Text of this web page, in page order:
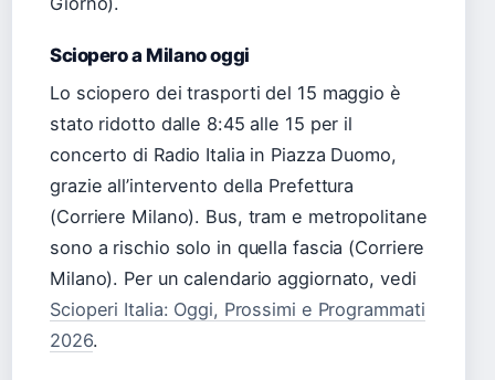
Sciopero a Milano oggi
Lo sciopero dei trasporti del 15 maggio è
stato ridotto dalle 8:45 alle 15 per il
concerto di Radio Italia in Piazza Duomo,
grazie all’intervento della Prefettura
(Corriere Milano). Bus, tram e metropolitane
sono a rischio solo in quella fascia (Corriere
Milano). Per un calendario aggiornato, vedi
Scioperi Italia: Oggi, Prossimi e Programmati
2026.